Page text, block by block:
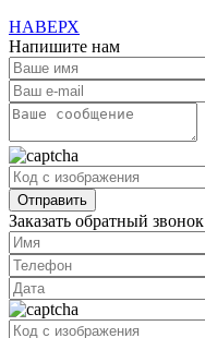
НАВЕРХ
Напишите нам
Заказать обратный звонок